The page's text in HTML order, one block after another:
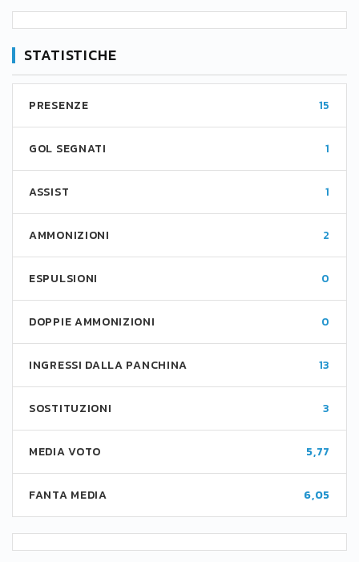
STATISTICHE
PRESENZE 15
GOL SEGNATI 1
ASSIST 1
AMMONIZIONI 2
ESPULSIONI 0
DOPPIE AMMONIZIONI 0
INGRESSI DALLA PANCHINA 13
SOSTITUZIONI 3
MEDIA VOTO 5,77
FANTA MEDIA 6,05